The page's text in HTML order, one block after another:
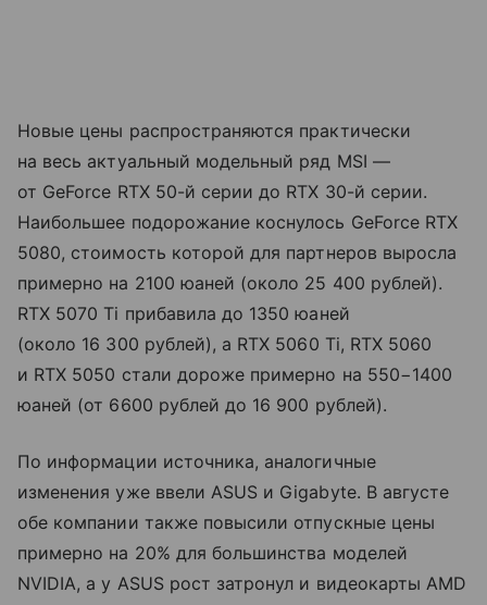
Новые цены распространяются практически
на весь актуальный модельный ряд MSI —
от GeForce RTX 50-й серии до RTX 30-й серии.
Наибольшее подорожание коснулось GeForce RTX
5080, стоимость которой для партнеров выросла
примерно на 2100 юаней (около 25 400 рублей).
RTX 5070 Ti прибавила до 1350 юаней
(около 16 300 рублей), а RTX 5060 Ti, RTX 5060
и RTX 5050 стали дороже примерно на 550−1400
юаней (от 6600 рублей до 16 900 рублей).
По информации источника, аналогичные
изменения уже ввели ASUS и Gigabyte. В августе
обе компании также повысили отпускные цены
примерно на 20% для большинства моделей
NVIDIA, а у ASUS рост затронул и видеокарты AMD